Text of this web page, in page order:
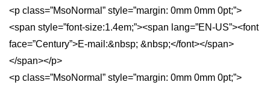
<p class=”MsoNormal” style=”margin: 0mm 0mm 0pt;”>
<span style=”font-size:1.4em;”><span lang=”EN-US”><font
face=”Century”>E-mail:&nbsp; &nbsp;</font></span>
</span></p>
<p class=”MsoNormal” style=”margin: 0mm 0mm 0pt;”>